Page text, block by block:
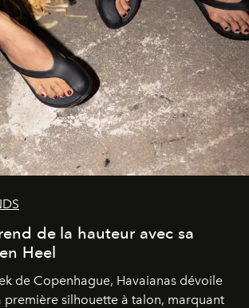
de la hauteur avec sa
Heel
de Copenhague, Havaianas dévoile
première silhouette à talon, marquant